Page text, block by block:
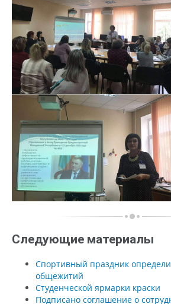
Следующие материалы
Спортивный праздник
общежитий
Студенческой ярмарки краски
Подписано соглашение о